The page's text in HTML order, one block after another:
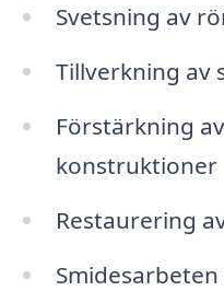
Svetsning av
Tillverkning av
Förstärkning
konstruktioner
Restaurering